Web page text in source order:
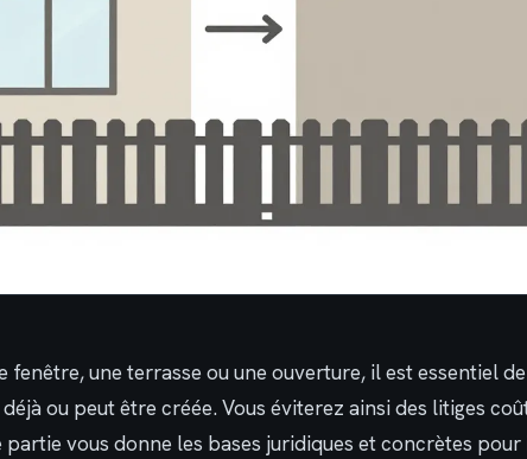
fenêtre, une terrasse ou une ouverture, il est essentiel
ou peut être créée. Vous éviterez ainsi des litiges
vous donne les bases juridiques et concrètes